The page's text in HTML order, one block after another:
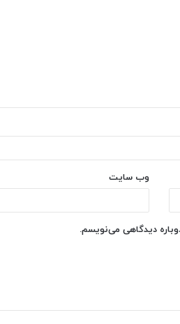
وب‌ سایت
دیدگاهی می‌نویسم.